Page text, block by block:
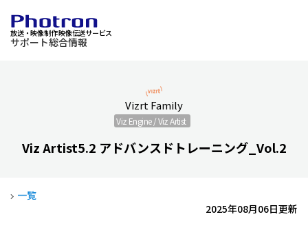
放送・映像制作 映像伝送サービス
サポート総合情報
Vizrt Family
Viz Engine / Viz Artist
Viz Artist5.2 アドバンスドトレーニング_Vol.2
一覧
2025年08月06日更新